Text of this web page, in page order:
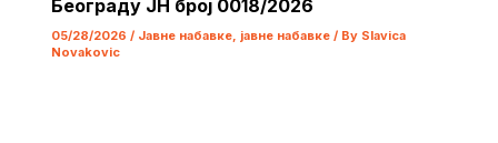
Београду ЈН број 0018/2026
05/28/2026 / Јавне набавке, јавне набавке/ By Slavica
Novakovic